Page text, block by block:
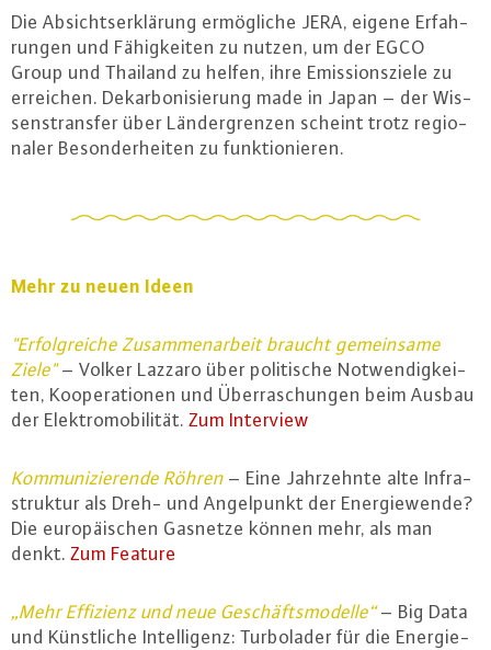
Die Ab­sichts­er­klä­rung er­mög­li­che JERA, eigene Er­fah­
run­gen und Fä­hig­kei­ten zu nutzen, um der EGCO
Group und Thailand zu helfen, ihre Emis­si­ons­zie­le zu
erreichen. Dekar­bo­ni­sie­rung made in Japan – der Wis­
sens­trans­fer über Län­der­gren­zen scheint trotz re­gio­
na­ler Be­son­der­hei­ten zu funk­tio­nie­ren.
Mehr zu neuen Ideen
"Er­folg­rei­che Zu­sam­men­ar­beit braucht ge­mein­sa­me
Ziele"– Volker Lazzaro über po­li­ti­sche Not­wen­dig­kei­
ten, Ko­ope­ra­tio­nen und Über­ra­schun­gen beim Ausbau
der Elek­tro­mo­bi­li­tät. Zum Interview
Kom­mu­ni­zie­ren­de Röhren – Eine Jahr­zehn­te alte In­fra­
struk­tur als Dreh- und An­gel­punkt der En­er­gie­wen­de?
Die eu­ro­päi­schen Gasnetze können mehr, als man
denkt. Zum Feature
„Mehr Effizienz und neue Ge­schäfts­mo­del­le“ – Big Data
und Künst­li­che In­tel­li­genz: Tur­bo­la­der für die En­er­gie­